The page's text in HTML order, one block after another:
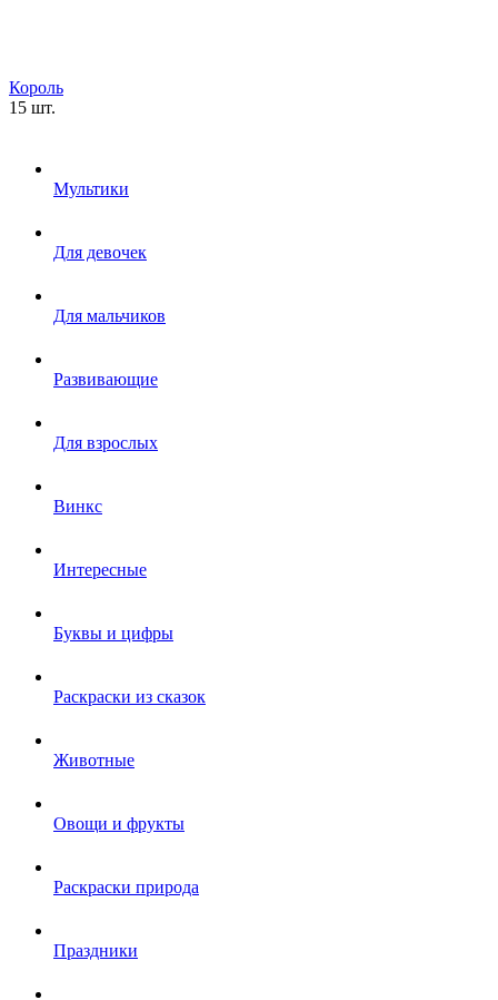
Король
15 шт.
Мультики
Для девочек
Для мальчиков
Развивающие
Для взрослых
Винкс
Интересные
Буквы и цифры
Раскраски из сказок
Животные
Овощи и фрукты
Раскраски природа
Праздники